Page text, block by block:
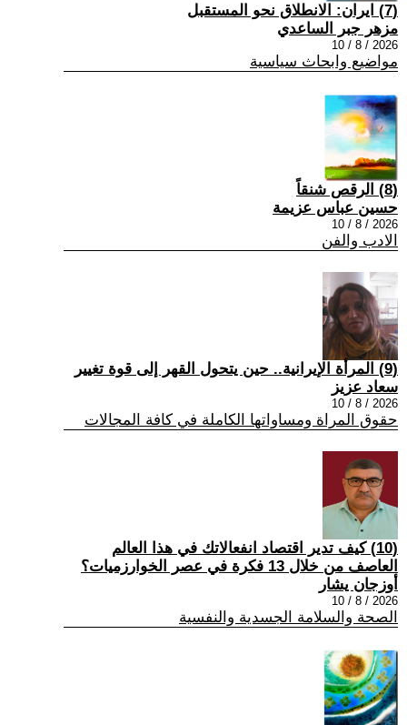
(7) ايران: الانطلاق نحو المستقبل
مزهر جبر الساعدي
2026 / 8 / 10
مواضيع وابحاث سياسية
(8) الرقص شنقاً
حسين عباس عزيمة
2026 / 8 / 10
الادب والفن
(9) المرأة الإيرانية.. حين يتحول القهر إلى قوة تغيير
سعاد عزيز
2026 / 8 / 10
حقوق المراة ومساواتها الكاملة في كافة المجالات
(10) كيف تدير اقتصاد انفعالاتك في هذا العالم
العاصف من خلال 13 فكرة في عصر الخوارزميات؟
أوزجان يشار
2026 / 8 / 10
الصحة والسلامة الجسدية والنفسية